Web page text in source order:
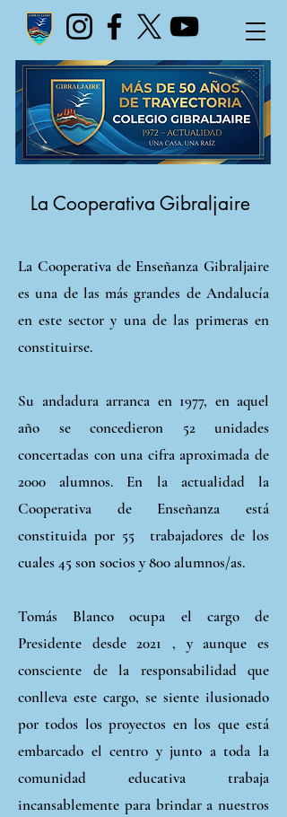
La Cooperativa Gibraljaire
La Cooperativa de Enseñanza Gibraljaire
es una de las más grandes de Andalucía
en este sector y una de las primeras en
constituirse.
Su andadura arranca en 1977, en aquel
año se concedieron 52 unidades
concertadas con una cifra aproximada de
2000 alumnos. En la actualidad la
Cooperativa de Enseñanza está
constituida por 55 trabajadores de los
cuales 45 son socios y 800 alumnos/as.
Tomás Blanco ocupa el cargo de
Presidente desde 2021 , y aunque es
consciente de la responsabilidad que
conlleva este cargo, se siente ilusionado
por todos los proyectos en los que está
embarcado el centro yjunto a toda la
comunidad educativa trabaja
incansablemente para brindar a nuestros